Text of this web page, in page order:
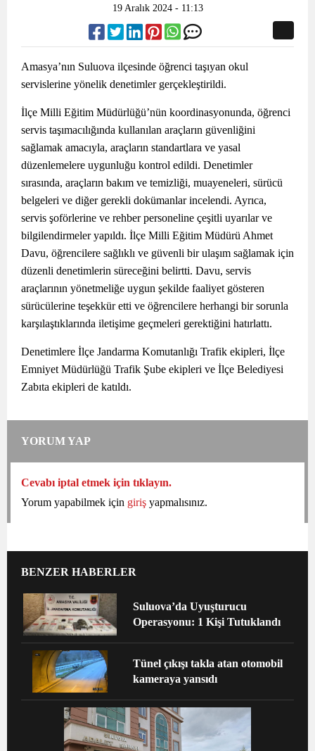
19 Aralık 2024 - 11:13
Amasya’nın Suluova ilçesinde öğrenci taşıyan okul
servislerine yönelik denetimler gerçekleştirildi.
İlçe Milli Eğitim Müdürlüğü’nün koordinasyonunda, öğrenci
servis taşımacılığında kullanılan araçların güvenliğini
sağlamak amacıyla, araçların standartlara ve yasal
düzenlemelere uygunluğu kontrol edildi. Denetimler
sırasında, araçların bakım ve temizliği, muayeneleri, sürücü
belgeleri ve diğer gerekli dokümanlar incelendi. Ayrıca,
servis şoförlerine ve rehber personeline çeşitli uyarılar ve
bilgilendirmeler yapıldı. İlçe Milli Eğitim Müdürü Ahmet
Davu, öğrencilere sağlıklı ve güvenli bir ulaşım sağlamak için
düzenli denetimlerin süreceğini belirtti. Davu, servis
araçlarının yönetmeliğe uygun şekilde faaliyet gösteren
sürücülerine teşekkür etti ve öğrencilere herhangi bir sorunla
karşılaştıklarında iletişime geçmeleri gerektiğini hatırlattı.
Denetimlere İlçe Jandarma Komutanlığı Trafik ekipleri, İlçe
Emniyet Müdürlüğü Trafik Şube ekipleri ve İlçe Belediyesi
Zabıta ekipleri de katıldı.
YORUM YAP
Cevabı iptal etmek için tıklayın.
Yorum yapabilmek için giriş yapmalısınız.
BENZER HABERLER
Suluova’da Uyuşturucu
Operasyonu: 1 Kişi Tutuklandı
Tünel çıkışı takla atan otomobil
kameraya yansıdı